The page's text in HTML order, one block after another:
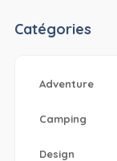
Catégories
Adventure
Camping
Design